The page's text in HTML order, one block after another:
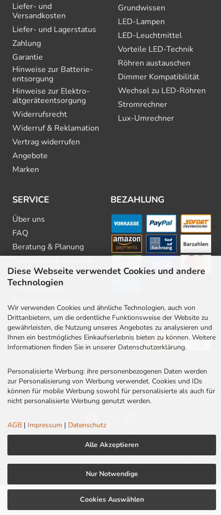
Diese Webseite verwendet Cookies und andere
Technologien
Wir verwenden Cookies und ähnliche Technologien, auch von
Drittanbietern, um die ordentliche Funktionsweise der Website zu
gewährleisten, die Nutzung unseres Angebotes zu analysieren und
Ihnen ein bestmögliches Einkaufserlebnis bieten zu können. Weitere
Informationen finden Sie in unserer Datenschutzerklärung.
Personalisierte Werbung: ihre personenbezogenen Daten werden
zur Personalisierung von Werbung verwendet. Cookies und IDs
können für mobile Werbung sowohl für personalisierte als auch für
nicht personalisierte Werbung genutzt werden.
AGB | Impressum | Datenschutz
Alle Akzeptieren
Nur Notwendige
Cookies Auswählen
Liefer- und
Versandkosten
Liefer- und Lagerstatus
Zahlung
Garantie
Hinweise zur Batterie­
entsorgung
Hinweise zur Elektro­
altgeräte­entsorgung
Widerrufsrecht
Widerruf & Reklamation
Vertrag widerrufen
Angebote
Marken
Grundwissen
LED-Lampen
LED-Leuchtmittel
Vorteile LED-Technik
Röhren austauschen
Dimmer Kompatibilität
Wechsel zu LED-Röhren
Stromrechner
Lux-Umrechner
SERVICE
Über uns
FAQ
Beratung & Planung
Newsletter
Barrierefreiheit
Kontakt
Rabatt Codes
BEZAHLUNG
VERSAND
Impressum | Datenschutz
LED Centrum | Qualität und Kompetenz seit 2010